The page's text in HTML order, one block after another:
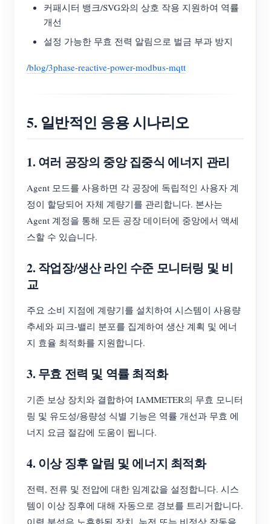
커패시터 뱅크/SVG와의 상호 작용 지원하여 역률
개선
설정 가능한 무효 전력 알림으로 벌금 부과 방지
/blog/3phase-reactive-power-modbus-mqtt
5. 일반적인 응용 시나리오
1. 여러 공장의 중앙 집중식 에너지 관리
Agent 모드를 사용하면 각 공장에 독립적인 사용자 계
정이 할당되어 자체 계량기를 관리합니다. 본사는
Agent 계정을 통해 모든 공장 데이터에 중앙에서 액세
스할 수 있습니다.
2. 작업장/생산 라인 수준 모니터링 및 비
교
주요 소비 지점에 계량기를 설치하여 시스템이 사용량
추세와 피크-밸리 분포를 집계하여 생산 계획 및 에너
지 효율 최적화를 지원합니다.
3. 무효 전력 및 역률 최적화
기존 보상 장치와 결합하여 IAMMETER의 무효 모니터
링 및 유도성/용량성 식별 기능은 역률 개선과 무효 에
너지 요금 절감에 도움이 됩니다.
4. 이상 징후 알림 및 에너지 최적화
전력, 전류 및 전압에 대한 임계값을 설정합니다. 시스
템이 이상 징후에 대해 자동으로 경보를 트리거합니다.
이력 분석은 노후화된 장치, 누전 또는 비정상 작동을